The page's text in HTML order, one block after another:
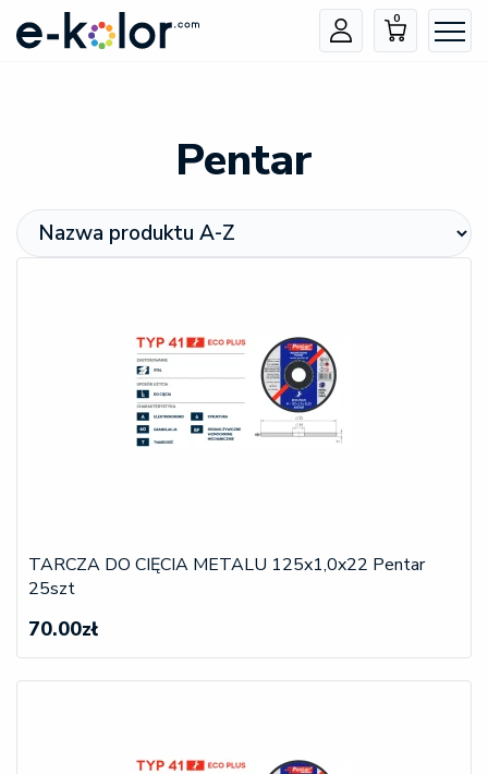
0
Pentar
TARCZA DO CIĘCIA METALU 125x1,0x22 Pentar
25szt
70.00zł